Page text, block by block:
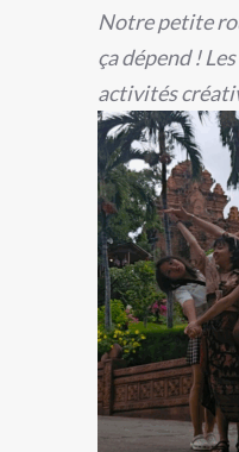
Notre petite
ça dépend !
activités